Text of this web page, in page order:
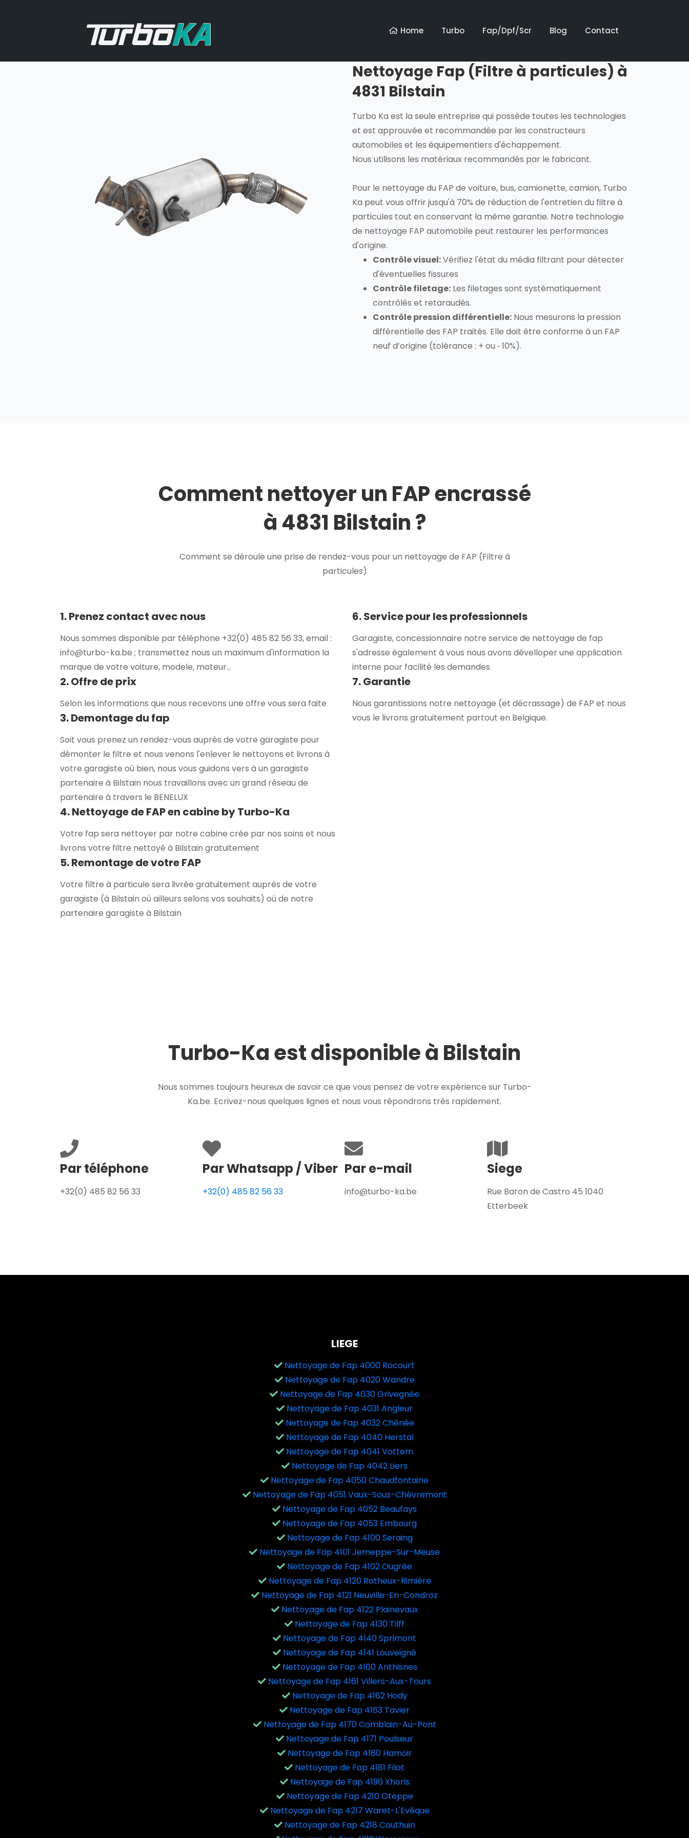
Home Turbo Fap/Dpf/Scr Blog Contact
Nettoyage Fap (Filtre à particules) à
4831 Bilstain
Turbo Ka est la seule entreprise qui possède toutes les technologies
et est approuvée et recommandée par les constructeurs
automobiles et les équipementiers d'échappement.
Nous utilisons les matériaux recommandés par le fabricant.
Pour le nettoyage du FAP de voiture, bus, camionette, camion, Turbo
Ka peut vous offrir jusqu'à 70% de réduction de l'entretien du filtre à
particules tout en conservant la même garantie. Notre technologie
de nettoyage FAP automobile peut restaurer les performances
d'origine.
Contrôle visuel:Vérifiez l'état du média filtrant pour détecter
d'éventuelles fissures
Contrôle filetage: Les filetages sont systématiquement
contrôlés et retaraudés.
Contrôle pression différentielle: Nous mesurons la pression
différentielle des FAP traités. Elle doit être conforme à un FAP
neuf d’origine (tolérance : + ou ‐ 10%).
Comment nettoyer un FAP encrassé
à 4831 Bilstain ?
Comment se déroule une prise de rendez-vous pour un nettoyage de FAP (Filtre à
particules)
1. Prenez contact avec nous
Nous sommes disponible par téléphone +32(0) 485 82 56 33, email :
info@turbo-ka.be ; transmettez nous un maximum d'information la
marque de votre voiture, modele, moteur...
2. Offre de prix
Selon les informations que nous recevons une offre vous sera faite
3. Demontage du fap
Soit vous prenez un rendez-vous auprès de votre garagiste pour
démonter le filtre et nous venons l'enlever le nettoyons et livrons à
votre garagiste où bien, nous vous guidons vers à un garagiste
partenaire à Bilstain nous travaillons avec un grand réseau de
partenaire à travers le BENELUX
4. Nettoyage de FAP en cabine by Turbo-Ka
Votre fap sera nettoyer par notre cabine crée par nos soins et nous
livrons votre filtre nettoyé à Bilstain gratuitement
5. Remontage de votre FAP
Votre filtre à particule sera livrée gratuitement auprès de votre
garagiste (à Bilstain où ailleurs selons vos souhaits) où de notre
partenaire garagiste à Bilstain
6. Service pour les professionnels
Garagiste, concessionnaire notre service de nettoyage de fap
s'adresse également à vous nous avons dévelloper une application
interne pour facilité les demandes
7. Garantie
Nous garantissions notre nettoyage (et décrassage) de FAP et nous
vous le livrons gratuitement partout en Belgique.
Turbo-Ka est disponible à Bilstain
Nous sommes toujours heureux de savoir ce que vous pensez de votre expérience sur Turbo-
Ka.be. Ecrivez-nous quelques lignes et nous vous répondrons très rapidement.
Par téléphone
+32(0) 485 82 56 33
Par Whatsapp / Viber
+32(0) 485 82 56 33
Par e-mail
info@turbo-ka.be
Siege
Rue Baron de Castro 45 1040
Etterbeek
LIEGE
Nettoyage de Fap 4000 Rocourt
Nettoyage de Fap 4020 Wandre
Nettoyage de Fap 4030 Grivegnée
Nettoyage de Fap 4031 Angleur
Nettoyage de Fap 4032 Chênée
Nettoyage de Fap 4040 Herstal
Nettoyage de Fap 4041 Vottem
Nettoyage de Fap 4042 Liers
Nettoyage de Fap 4050 Chaudfontaine
Nettoyage de Fap 4051 Vaux-Sous-Chèvremont
Nettoyage de Fap 4052 Beaufays
Nettoyage de Fap 4053 Embourg
Nettoyage de Fap 4100 Seraing
Nettoyage de Fap 4101 Jemeppe-Sur-Meuse
Nettoyage de Fap 4102 Ougrée
Nettoyage de Fap 4120 Rotheux-Rimière
Nettoyage de Fap 4121 Neuville-En-Condroz
Nettoyage de Fap 4122 Plainevaux
Nettoyage de Fap 4130 Tilff
Nettoyage de Fap 4140 Sprimont
Nettoyage de Fap 4141 Louveigné
Nettoyage de Fap 4160 Anthisnes
Nettoyage de Fap 4161 Villers-Aux-Tours
Nettoyage de Fap 4162 Hody
Nettoyage de Fap 4163 Tavier
Nettoyage de Fap 4170 Comblain-Au-Pont
Nettoyage de Fap 4171 Poulseur
Nettoyage de Fap 4180 Hamoir
Nettoyage de Fap 4181 Filot
Nettoyage de Fap 4190 Xhoris
Nettoyage de Fap 4210 Oteppe
Nettoyage de Fap 4217 Waret-L'Evêque
Nettoyage de Fap 4218 Couthuin